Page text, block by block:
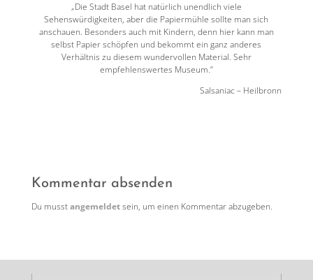
„Die Stadt Basel hat natürlich unendlich viele
Sehenswürdigkeiten, aber die Papiermühle sollte man sich
anschauen. Besonders auch mit Kindern, denn hier kann man
selbst Papier schöpfen und bekommt ein ganz anderes
Verhältnis zu diesem wundervollen Material. Sehr
empfehlenswertes Museum.”
Salsaniac – Heilbronn
Kommentar absenden
Du musstangemeldetsein, um einen Kommentar abzugeben.